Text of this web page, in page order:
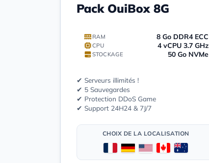
Pack OuiBox 8G
RAM 8 Go DDR4 ECC
CPU 4 vCPU 3.7 GHz
STOCKAGE 50 Go NVMe
✔ Serveurs illimités !
✔ 5 Sauvegardes
✔ Protection DDoS Game
✔ Support 24H24 & 7J/7
CHOIX DE LA LOCALISATION